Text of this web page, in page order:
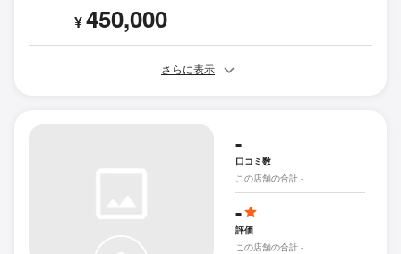
¥450,000
さらに表示
-
口コミ数
この店舗の合計 -
-
評価
この店舗の合計 -